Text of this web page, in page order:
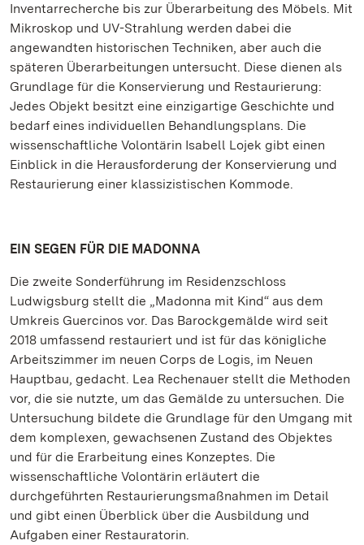
Inventarrecherche bis zur Überarbeitung des Möbels. Mit
Mikroskop und UV-Strahlung werden dabei die
angewandten historischen Techniken, aber auch die
späteren Überarbeitungen untersucht. Diese dienen als
Grundlage für die Konservierung und Restaurierung:
Jedes Objekt besitzt eine einzigartige Geschichte und
bedarf eines individuellen Behandlungsplans. Die
wissenschaftliche Volontärin Isabell Lojek gibt einen
Einblick in die Herausforderung der Konservierung und
Restaurierung einer klassizistischen Kommode.
EIN SEGEN FÜR DIE MADONNA
Die zweite Sonderführung im Residenzschloss
Ludwigsburg stellt die „Madonna mit Kind“ aus dem
Umkreis Guercinos vor. Das Barockgemälde wird seit
2018 umfassend restauriert und ist für das königliche
Arbeitszimmer im neuen Corps de Logis, im Neuen
Hauptbau, gedacht. Lea Rechenauer stellt die Methoden
vor, die sie nutzte, um das Gemälde zu untersuchen. Die
Untersuchung bildete die Grundlage für den Umgang mit
dem komplexen, gewachsenen Zustand des Objektes
und für die Erarbeitung eines Konzeptes. Die
wissenschaftliche Volontärin erläutert die
durchgeführten Restaurierungsmaßnahmen im Detail
und gibt einen Überblick über die Ausbildung und
Aufgaben einer Restauratorin.